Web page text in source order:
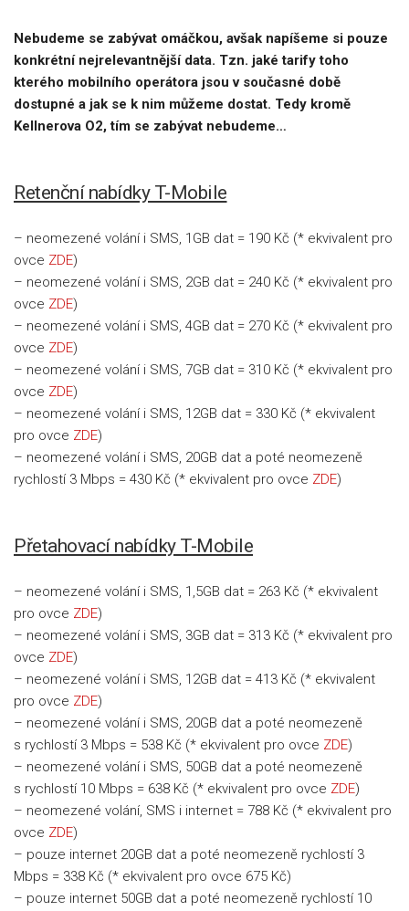
Nebudeme se zabývat omáčkou, avšak napíšeme si pouze
konkrétní nejrelevantnější data. Tzn. jaké tarify toho
kterého mobilního operátora jsou v současné době
dostupné a jak se k nim můžeme dostat. Tedy kromě
Kellnerova O2, tím se zabývat nebudeme…
Retenční nabídky T-Mobile
– neomezené volání i SMS, 1GB dat = 190 Kč (* ekvivalent pro
ovce ZDE)
– neomezené volání i SMS, 2GB dat = 240 Kč (* ekvivalent pro
ovce ZDE)
– neomezené volání i SMS, 4GB dat = 270 Kč (* ekvivalent pro
ovce ZDE)
– neomezené volání i SMS, 7GB dat = 310 Kč (* ekvivalent pro
ovce ZDE)
– neomezené volání i SMS, 12GB dat = 330 Kč (* ekvivalent
pro ovce ZDE)
– neomezené volání i SMS, 20GB dat a poté neomezeně
rychlostí 3 Mbps = 430 Kč (* ekvivalent pro ovce ZDE)
Přetahovací nabídky T-Mobile
– neomezené volání i SMS, 1,5GB dat = 263 Kč (* ekvivalent
pro ovce ZDE)
– neomezené volání i SMS, 3GB dat = 313 Kč (* ekvivalent pro
ovce ZDE)
– neomezené volání i SMS, 12GB dat = 413 Kč (* ekvivalent
pro ovce ZDE)
– neomezené volání i SMS, 20GB dat a poté neomezeně
s rychlostí 3 Mbps = 538 Kč (* ekvivalent pro ovce ZDE)
– neomezené volání i SMS, 50GB dat a poté neomezeně
s rychlostí 10 Mbps = 638 Kč (* ekvivalent pro ovce ZDE)
– neomezené volání, SMS i internet = 788 Kč (* ekvivalent pro
ovce ZDE)
– pouze internet 20GB dat a poté neomezeně rychlostí 3
Mbps = 338 Kč (* ekvivalent pro ovce 675 Kč)
– pouze internet 50GB dat a poté neomezeně rychlostí 10